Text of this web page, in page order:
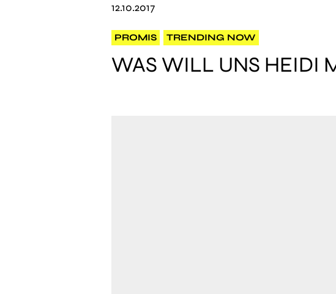
12.10.2017
PROMIS TRENDING NOW
WAS WILL UNS HEIDI